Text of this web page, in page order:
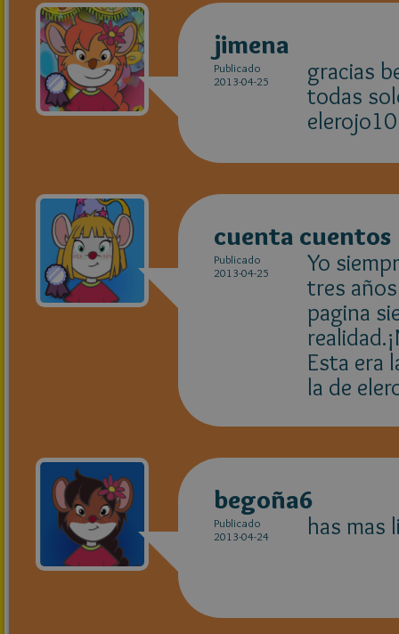
jimena
Publicado
2013-04-25
gracias
todas
elerojo10
cuenta cuentos
Publicado
2013-04-25
Yo
tres
pagina
Esta era
la de
begoña6
Publicado
2013-04-24
has mas